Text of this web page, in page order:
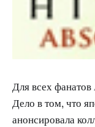
Для всех фанатов
Дело в том, что
анонсировала